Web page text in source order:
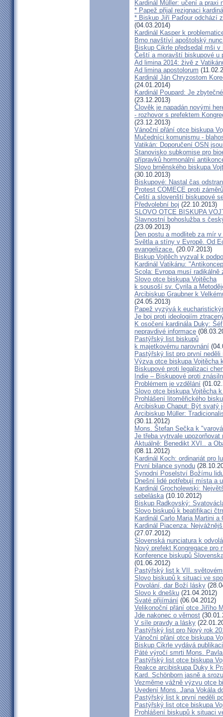
Kardinál Müller: učení a praxi
* Papež přijal rezignaci
* Biskup Jiří Paďour odchází
(04.03.2014)
Kardinál Kasper k
Brno navštíví apoštolský
Biskup Cikrle předsedal mši
Čeští a moravští biskupové u
Ad limina 2014: živě z
Ad limina apostolorum
Kardinál Ján Chryzostom
(24.01.2014)
Kardinál Poupard: Je
(23.12.2013)
Člověk je napadán novými
- rozhovor s prefektem
(23.12.2013)
Vánoční přání otce biskupa
Mučedníci komunismu -
Vatikán: Doporučení OSN
Stanovisko subkomise pro
přípravků hormonální
Slovo brněnského biskupa
(30.10.2013)
Biskupové: Nastal čas
Protest COMECE proti
Čeští a slovenští biskupové
Předvolební boj (22.10.2013)
SLOVO OTCE BISKUPA
Slavnostní bohoslužba s
(23.09.2013)
Den postu a modliteb za mír
Světla a stíny v Evropě. Od
evangelizace. (20.07.2013)
Biskup Vojtěch vyzval k
Kardinál Vatikánu:
Scola: Evropa musí
Slovo otce biskupa Vojtěcha
k sousoší sv. Cyrila a
Arcibiskup Graubner k
(24.05.2013)
Papež vyzývá k
Je boj proti ideologiím
K osočení kardinála Duky:
nepravdivé informace
Pastýřský list biskupů
k majetkovému narovnání
Pastýřský list pro první neděli
Výzva otce biskupa Vojtěcha
Biskupové proti legalizaci
Indie – Biskupové proti
Problémem je vzdělání
Slovo otce biskupa Vojtěcha
Prohlášení litoměřického
Arcibiskup Chaput: Být svatý
Arcibiskup Müller:
(30.11.2012)
Mons. Štefan Sečka k
Je třeba vytrvale
Aktuálně: Benedikt XVI.. a
(08.11.2012)
Kardinál Koch: ordinariát pro
První bilance synodu
Synodní Poselství Božímu
Dnešní lidé potřebují místa a
Kardinál Grocholewski:
sebeláska(10.10.2012)
Biskup Radkovský:
Slovo biskupů k beatifikaci
Kardinál Carlo Maria Martini
Kardinál Piacenza:
(27.07.2012)
Slovenská nunciatura k
Nový prefekt Kongregace pro
Konference biskupů
(01.06.2012)
Pastýřský list k VII.
Slovo biskupů k situaci ve
Povolání, dar Boží lásky
Slovo k dnešku (21.04.2012)
Svaté přijímání (06.04.2012)
Velikonoční přání otce Jiřího
Jde nakonec o věrnost
V síle pravdy a lásky
Pastýřský list pro Nový rok
Vánoční přání otce biskupa
Biskup Cikrle vydává
Páté výročí smrti Mons.
Pastýřský list otce biskupa
Reakce arcibiskupa Duky k
Kard. Schönborn jasně a
Vezměme vážně výzvu otce
Uvedení Mons. Jana Vokála
Pastýřský list k první neděli
Pastýřský list otce biskupa
Prohlášení biskupů k situaci